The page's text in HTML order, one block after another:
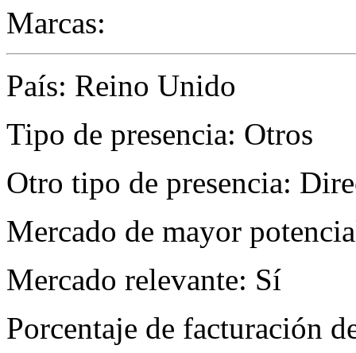
Marcas:
País: Reino Unido
Tipo de presencia: Otros
Otro tipo de presencia:
Mercado de mayor
Mercado relevante: Sí
Porcentaje de facturación